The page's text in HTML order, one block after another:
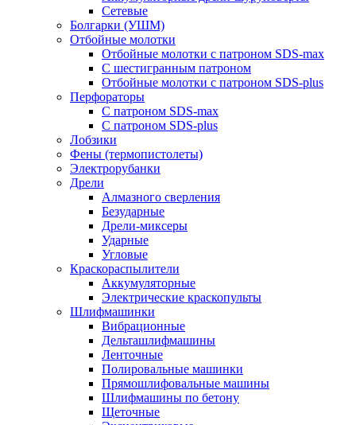
Сетевые
Болгарки (УШМ)
Отбойные молотки
Отбойные молотки с патроном SDS-max
С шестигранным патроном
Отбойные молотки с патроном SDS-plus
Перфораторы
С патроном SDS-max
С патроном SDS-plus
Лобзики
Фены (термопистолеты)
Электрорубанки
Дрели
Алмазного сверления
Безударные
Дрели-миксеры
Ударные
Угловые
Краскораспылители
Аккумуляторные
Электрические краскопульты
Шлифмашинки
Вибрационные
Дельташлифмашины
Ленточные
Полировальные машинки
Прямошлифовальные машины
Шлифмашины по бетону
Щеточные